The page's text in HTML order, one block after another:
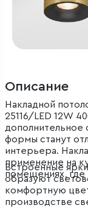
Описание
Накладной
25116/LED 12W
дополнительное
формы станут
интерьера.
применение на
помещениях, где
Встроенные
образуют
комфортную
производстве